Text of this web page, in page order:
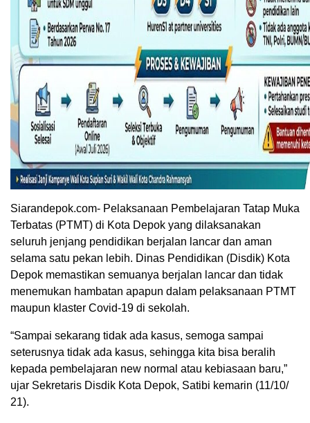
Siarandepok.com- Pelaksanaan Pembelajaran Tatap Muka
Terbatas (PTMT) di Kota Depok yang dilaksanakan
seluruh jenjang pendidikan berjalan lancar dan aman
selama satu pekan lebih. Dinas Pendidikan (Disdik) Kota
Depok memastikan semuanya berjalan lancar dan tidak
menemukan hambatan apapun dalam pelaksanaan PTMT
maupun klaster Covid-19 di sekolah.
“Sampai sekarang tidak ada kasus, semoga sampai
seterusnya tidak ada kasus, sehingga kita bisa beralih
kepada pembelajaran new normal atau kebiasaan baru,”
ujar Sekretaris Disdik Kota Depok, Satibi kemarin (11/10/
21).